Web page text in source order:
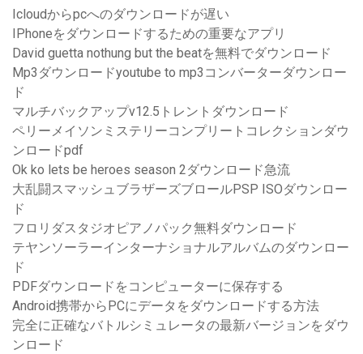
Icloudからpcへのダウンロードが遅い
IPhoneをダウンロードするための重要なアプリ
David guetta nothung but the beatを無料でダウンロード
Mp3ダウンロードyoutube to mp3コンバーターダウンロー
ド
マルチバックアップv12.5トレントダウンロード
ペリーメイソンミステリーコンプリートコレクションダウ
ンロードpdf
Ok ko lets be heroes season 2ダウンロード急流
大乱闘スマッシュブラザーズブロールPSP ISOダウンロー
ド
フロリダスタジオピアノパック無料ダウンロード
テヤンソーラーインターナショナルアルバムのダウンロー
ド
PDFダウンロードをコンピューターに保存する
Android携帯からPCにデータをダウンロードする方法
完全に正確なバトルシミュレータの最新バージョンをダウ
ンロード